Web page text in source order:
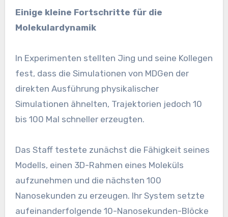
Einige kleine Fortschritte für die
Molekulardynamik
In Experimenten stellten Jing und seine Kollegen
fest, dass die Simulationen von MDGen der
direkten Ausführung physikalischer
Simulationen ähnelten, Trajektorien jedoch 10
bis 100 Mal schneller erzeugten.
Das Staff testete zunächst die Fähigkeit seines
Modells, einen 3D-Rahmen eines Moleküls
aufzunehmen und die nächsten 100
Nanosekunden zu erzeugen. Ihr System setzte
aufeinanderfolgende 10-Nanosekunden-Blöcke